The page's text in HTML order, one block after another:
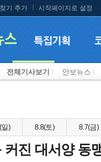
기 추가 시작페이지로 설정
전체기사보기 안보뉴스
일) 8.8(토) 8.7(금)
커진 대서양 동